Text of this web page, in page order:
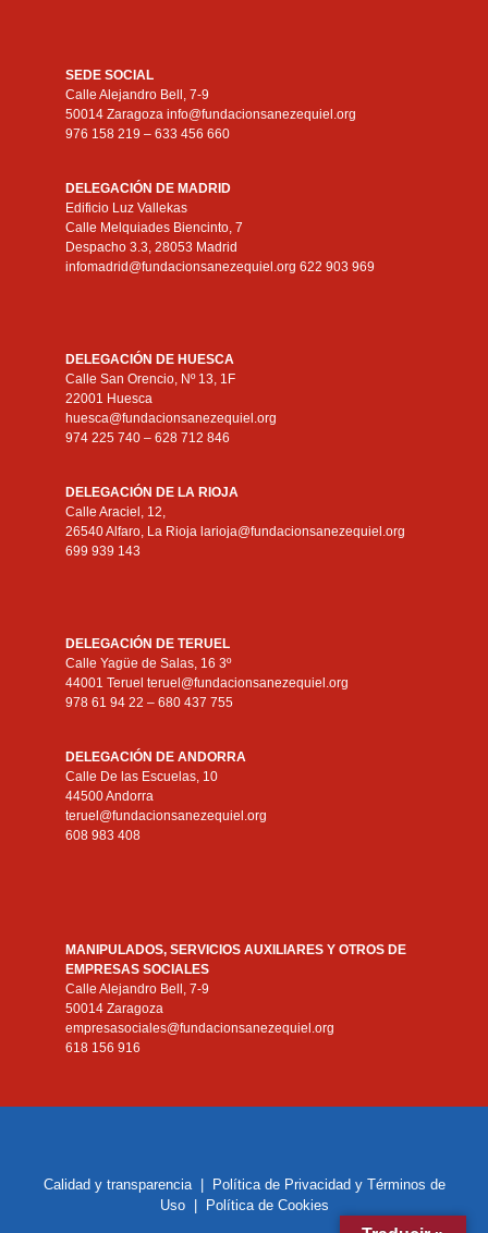
SEDE SOCIAL
Calle Alejandro Bell, 7-9
50014 Zaragoza info@fundacionsanezequiel.org
976 158 219 – 633 456 660
DELEGACIÓN DE MADRID
Edificio Luz Vallekas
Calle Melquiades Biencinto, 7
Despacho 3.3, 28053 Madrid
infomadrid@fundacionsanezequiel.org 622 903 969
DELEGACIÓN DE HUESCA
Calle San Orencio, Nº 13, 1F
22001 Huesca
huesca@fundacionsanezequiel.org
974 225 740 – 628 712 846
DELEGACIÓN DE LA RIOJA
Calle Araciel, 12,
26540 Alfaro, La Rioja larioja@fundacionsanezequiel.org
699 939 143
DELEGACIÓN DE TERUEL
Calle Yagüe de Salas, 16 3º
44001 Teruel teruel@fundacionsanezequiel.org
978 61 94 22 – 680 437 755
DELEGACIÓN DE ANDORRA
Calle De las Escuelas, 10
44500 Andorra
teruel@fundacionsanezequiel.org
608 983 408
MANIPULADOS, SERVICIOS AUXILIARES Y OTROS DE
EMPRESAS SOCIALES
Calle Alejandro Bell, 7-9
50014 Zaragoza
empresasociales@fundacionsanezequiel.org
618 156 916
Calidad y transparencia| Política de Privacidad y Términos de
Uso| Política de Cookies